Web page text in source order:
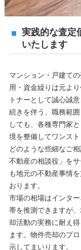
実践的な査定
いたします
マンション・戸建て
用・資金繰りは元よ
トナーとして誠心誠
続きを伴う、職務範
しても、各種専門家
境を整備してワンス
どのような些細なご
不動産の相談役」を
も地元の不動産事情
おります。
市場の相場はインタ
帯を推測できますが
却活動の実務に耐え
ます。物件売却のプ
示してまいります。